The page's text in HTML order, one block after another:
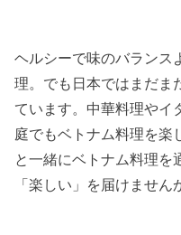
ヘルシーで味のバランス
理。でも日本ではまだま
ています。中華料理やイ
庭でもベトナム料理を楽
と一緒にベトナム料理を
「楽しい」を届けません